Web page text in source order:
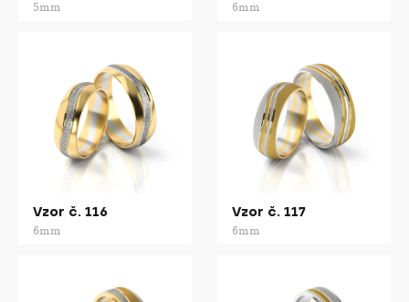
5mm 6mm
Vzor č. 116
6mm
Vzor č. 117
6mm